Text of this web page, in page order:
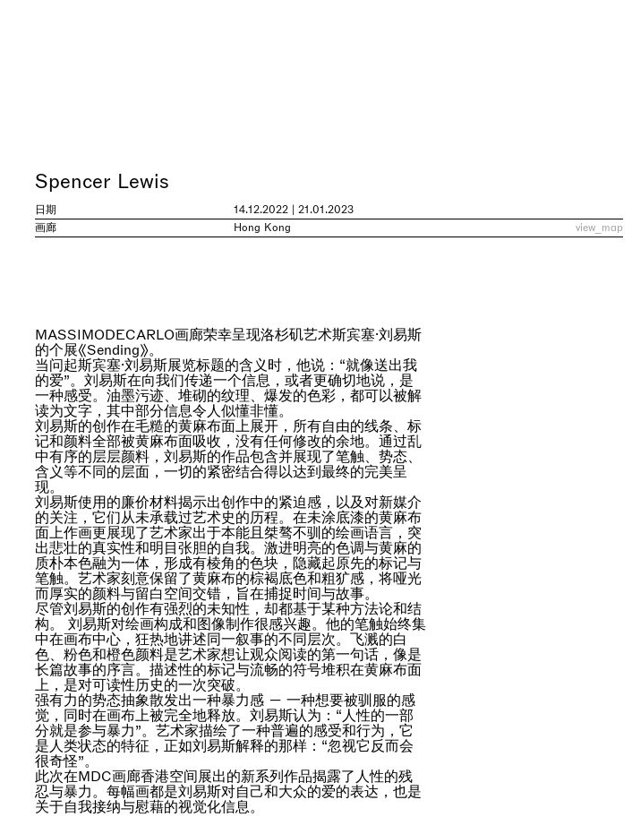
Spencer Lewis
日期
14.12.2022 | 21.01.2023
画廊
Hong Kong view_map
MASSIMODECARLO画廊荣幸呈现洛杉矶艺术斯宾塞·刘易斯
的个展《Sending》。
当问起斯宾塞·刘易斯展览标题的含义时，他说：“就像送出我
的爱”。刘易斯在向我们传递一个信息，或者更确切地说，是
一种感受。油墨污迹、堆砌的纹理、爆发的色彩，都可以被解
读为文字，其中部分信息令人似懂非懂。
刘易斯的创作在毛糙的黄麻布面上展开，所有自由的线条、标
记和颜料全部被黄麻布面吸收，没有任何修改的余地。通过乱
中有序的层层颜料，刘易斯的作品包含并展现了笔触、势态、
含义等不同的层面，一切的紧密结合得以达到最终的完美呈
现。
刘易斯使用的廉价材料揭示出创作中的紧迫感，以及对新媒介
的关注，它们从未承载过艺术史的历程。在未涂底漆的黄麻布
面上作画更展现了艺术家出于本能且桀骜不驯的绘画语言，突
出悲壮的真实性和明目张胆的自我。激进明亮的色调与黄麻的
质朴本色融为一体，形成有棱角的色块，隐藏起原先的标记与
笔触。艺术家刻意保留了黄麻布的棕褐底色和粗犷感，将哑光
而厚实的颜料与留白空间交错，旨在捕捉时间与故事。
尽管刘易斯的创作有强烈的未知性，却都基于某种方法论和结
构。 刘易斯对绘画构成和图像制作很感兴趣。他的笔触始终集
中在画布中心，狂热地讲述同一叙事的不同层次。飞溅的白
色、粉色和橙色颜料是艺术家想让观众阅读的第一句话，像是
长篇故事的序言。描述性的标记与流畅的符号堆积在黄麻布面
上，是对可读性历史的一次突破。
强有力的势态抽象散发出一种暴力感 — 一种想要被驯服的感
觉，同时在画布上被完全地释放。刘易斯认为：“人性的一部
分就是参与暴力”。艺术家描绘了一种普遍的感受和行为，它
是人类状态的特征，正如刘易斯解释的那样：“忽视它反而会
很奇怪”。
此次在MDC画廊香港空间展出的新系列作品揭露了人性的残
忍与暴力。每幅画都是刘易斯对自己和大众的爱的表达，也是
关于自我接纳与慰藉的视觉化信息。